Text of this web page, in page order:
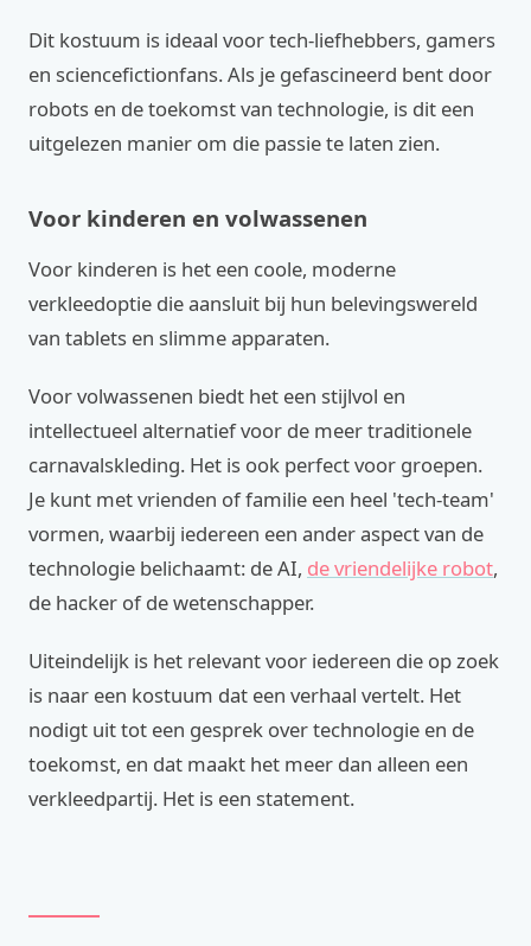
Dit kostuum is ideaal voor tech-liefhebbers, gamers
en sciencefictionfans. Als je gefascineerd bent door
robots en de toekomst van technologie, is dit een
uitgelezen manier om die passie te laten zien.
Voor kinderen en volwassenen
Voor kinderen is het een coole, moderne
verkleedoptie die aansluit bij hun belevingswereld
van tablets en slimme apparaten.
Voor volwassenen biedt het een stijlvol en
intellectueel alternatief voor de meer traditionele
carnavalskleding. Het is ook perfect voor groepen.
Je kunt met vrienden of familie een heel 'tech-team'
vormen, waarbij iedereen een ander aspect van de
technologie belichaamt: de AI, de vriendelijke robot,
de hacker of de wetenschapper.
Uiteindelijk is het relevant voor iedereen die op zoek
is naar een kostuum dat een verhaal vertelt. Het
nodigt uit tot een gesprek over technologie en de
toekomst, en dat maakt het meer dan alleen een
verkleedpartij. Het is een statement.